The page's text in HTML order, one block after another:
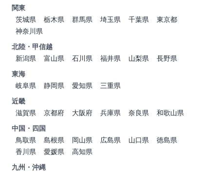
関東
茨城県
栃木県 群馬県 埼玉県 千葉県
東京都
神奈川県
北陸・甲信越
新潟県
富山県 石川県 福井県 山梨県
長野県
東海
岐阜県
静岡県 愛知県
三重県
近畿
滋賀県
京都府 大阪府 兵庫県 奈良県
和歌山県
中国・四国
鳥取県
島根県 岡山県 広島県 山口県
徳島県
香川県
愛媛県
高知県
九州・沖縄